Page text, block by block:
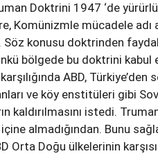
Doktrini 1947 ‘de
Komünizmle mücadele adı
Söz konusu doktrinden
bölgede bu doktrini kabul
ABD, Türkiye’den
ve köy enstitüleri gibi
kaldırılmasını istedi.
almadığından. Bunu
Orta Doğu ülkelerinin